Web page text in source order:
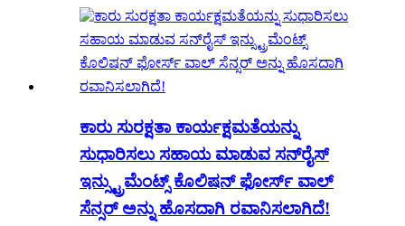
ಕಾರು ಸುರಕ್ಷತಾ ಕಾರ್ಯಕ್ಷಮತೆಯನ್ನು
ಸುಧಾರಿಸಲು ಸಹಾಯ ಮಾಡುವ ಸನ್‌ರೈಸ್
ಇನ್ಸ್ಟ್ರುಮೆಂಟ್ಸ್ ಕೊಲಿಷನ್ ಫೋರ್ಸ್ ವಾಲ್
ಸೆನ್ಸರ್ ಅನ್ನು ಹೊಸದಾಗಿ ರವಾನಿಸಲಾಗಿದೆ!